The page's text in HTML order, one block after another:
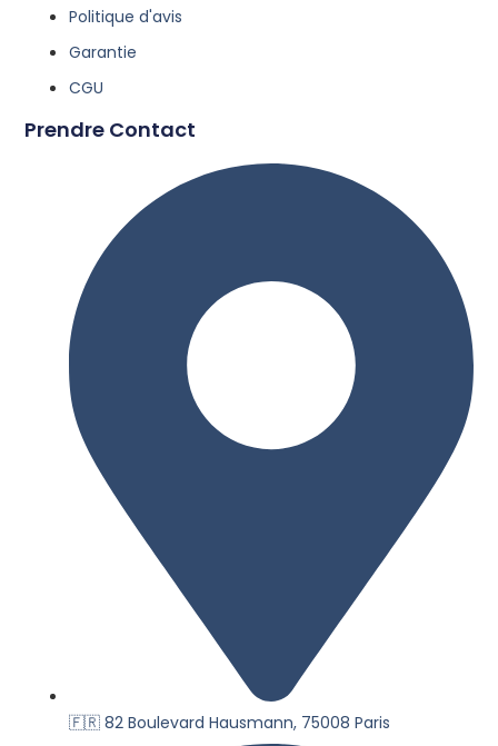
Politique d'avis
Garantie
CGU
Prendre Contact
🇫🇷 82 Boulevard Hausmann, 75008 Paris